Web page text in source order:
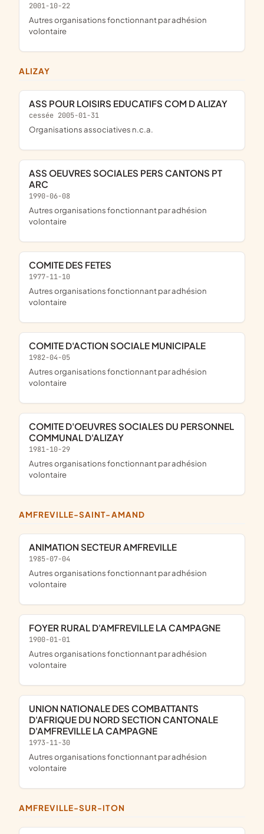
2001-10-22
Autres organisations fonctionnant par adhésion
volontaire
ALIZAY
ASS POUR LOISIRS EDUCATIFS COM D ALIZAY
cessée 2005-01-31
Organisations associatives n.c.a.
ASS OEUVRES SOCIALES PERS CANTONS PT
ARC
1990-06-08
Autres organisations fonctionnant par adhésion
volontaire
COMITE DES FETES
1977-11-10
Autres organisations fonctionnant par adhésion
volontaire
COMITE D'ACTION SOCIALE MUNICIPALE
1982-04-05
Autres organisations fonctionnant par adhésion
volontaire
COMITE D'OEUVRES SOCIALES DU PERSONNEL
COMMUNAL D'ALIZAY
1981-10-29
Autres organisations fonctionnant par adhésion
volontaire
AMFREVILLE-SAINT-AMAND
ANIMATION SECTEUR AMFREVILLE
1985-07-04
Autres organisations fonctionnant par adhésion
volontaire
FOYER RURAL D'AMFREVILLE LA CAMPAGNE
1900-01-01
Autres organisations fonctionnant par adhésion
volontaire
UNION NATIONALE DES COMBATTANTS
D'AFRIQUE DU NORD SECTION CANTONALE
D'AMFREVILLE LA CAMPAGNE
1973-11-30
Autres organisations fonctionnant par adhésion
volontaire
AMFREVILLE-SUR-ITON